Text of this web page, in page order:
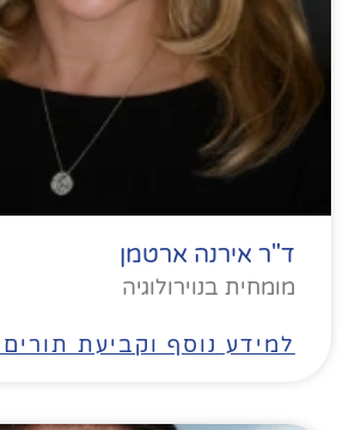
ד"ר אירנה ארטמן
מומחית בנוירולוגיה
למידע נוסף וקביעת תורים »